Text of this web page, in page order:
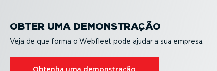
OBTER UMA DEMONS­TRAÇÃO
Veja de que forma o Webfleet pode ajudar a sua empresa.
Obtenha uma demons­tração